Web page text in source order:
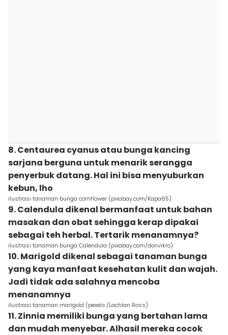
8. Centaurea cyanus atau bunga kancing
sarjana berguna untuk menarik serangga
penyerbuk datang. Hal ini bisa menyuburkan
kebun, lho
ilustrasi tanaman bunga cornflower (pixabay.com/Kapa65)
9. Calendula dikenal bermanfaat untuk bahan
masakan dan obat sehingga kerap dipakai
sebagai teh herbal. Tertarik menanamnya?
ilustrasi tanaman bunga Calendula (pixabay.com/donvikro)
10. Marigold dikenal sebagai tanaman bunga
yang kaya manfaat kesehatan kulit dan wajah.
Jadi tidak ada salahnya mencoba
menanamnya
ilustrasi tanaman marigold (pexels./Lachlan Ross)
11. Zinnia memiliki bunga yang bertahan lama
dan mudah menyebar. Alhasil mereka cocok